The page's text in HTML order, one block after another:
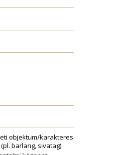
objektum/karakteres
barlang, sivatag)